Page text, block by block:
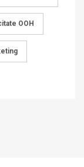
OOH